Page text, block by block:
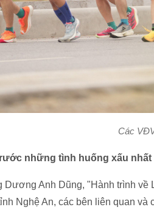
Các
những tình huống xấu nhất
Dương Anh Dũng, "Hành trình
Nghệ An, các bên liên quan và